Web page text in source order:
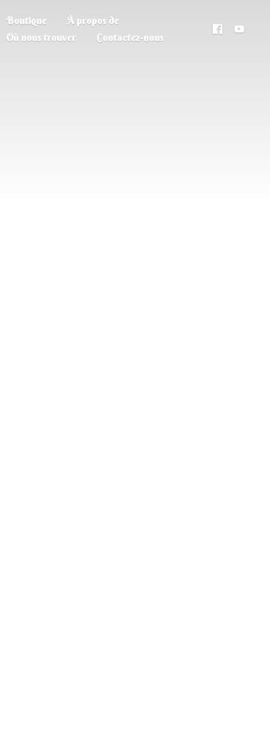
Boutique
À propos de
Où nous trouver
Contactez-nous